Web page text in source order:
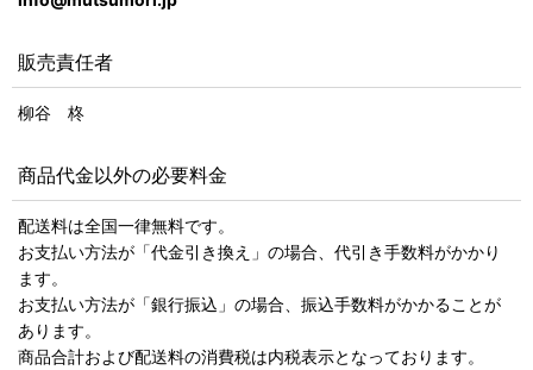
販売責任者
柳谷 柊
商品代金以外の必要料金
配送料は全国一律無料です。
お支払い方法が「代金引き換え」の場合、代引き手数料がかかり
ます。
お支払い方法が「銀行振込」の場合、振込手数料がかかることが
あります。
商品合計および配送料の消費税は内税表示となっております。